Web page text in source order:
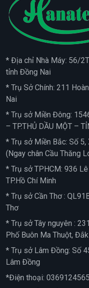
* Địa chỉ Nhà Máy: 56/
tỉnh Đồng Nai
* Trụ Sở Chính: 211
Nai
* Trụ sở Miền Đông:
– TP.THỦ DẦU MỘT –
* Trụ sở Miền Bắc: Số 5,
(Ngay chân Cầu Thăng
* Trụ sở TPHCM: 936
TP.Hồ Chí Minh
* Trụ sở Cần Thơ :
Thơ
* Trụ sở Tây nguyên :
Phố Buôn Ma Thuột,
* Trụ sở Lâm Đồng: Số
Lâm Đồng
*Điện thoại: 0369124565